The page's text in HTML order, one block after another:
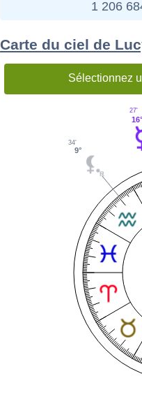
1 206
Carte du ciel de
Sélectionnez
16°
27'
9°
34'